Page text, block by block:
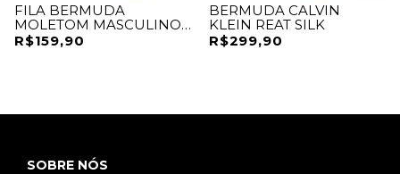
FILA BERMUDA
MOLETOM MASCULINO
F11L501005
R$159,90
BERMUDA CALVIN
KLEIN REAT SILK
R$299,90
SOBRE NÓS